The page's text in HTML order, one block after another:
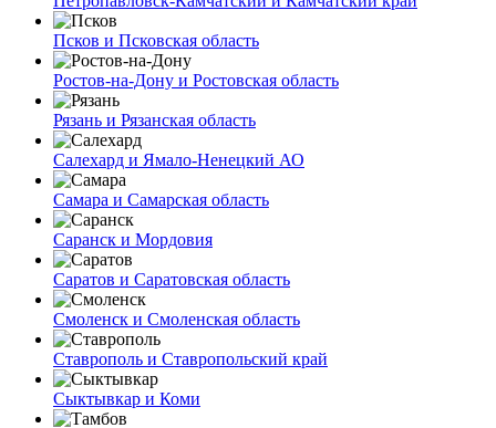
Псков и Псковская область
Ростов-на-Дону и Ростовская область
Рязань и Рязанская область
Салехард и Ямало-Ненецкий АО
Самара и Самарская область
Саранск и Мордовия
Саратов и Саратовская область
Смоленск и Смоленская область
Ставрополь и Ставропольский край
Сыктывкар и Коми